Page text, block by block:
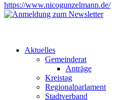
https://www.nicogunzelmann.de/
Aktuelles
Gemeinderat
Anträge
Kreistag
Regionalparlament
Stadtverband